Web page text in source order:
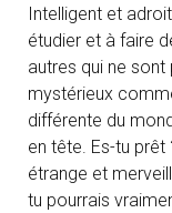
Intelligent et
étudier et à faire
autres qui ne
mystérieux
différente du
en tête. Es-tu prêt
étrange et
tu pourrais